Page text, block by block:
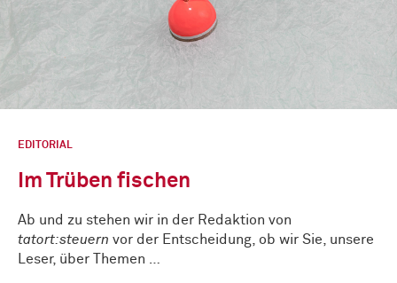
EDITORIAL
Im Trüben fischen
Ab und zu stehen wir in der Redaktion von
tatort:steuern vor der Entscheidung, ob wir Sie, unsere
Leser, über Themen …